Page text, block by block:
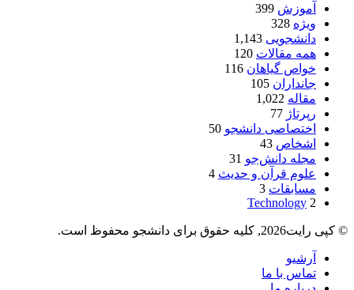
آموزش 399
ویژه 328
دانشجویی 1,143
همه مقالات 120
خواص گیاهان 116
جانداران 105
مقاله 1,022
رپرتاژ 77
اختصاصی دانشجو 50
اشخاص 43
مجله دانش‌جو 31
علوم قرآن و حدیث 4
مسابقات 3
Technology 2
© کپی رایت2026, کلیه حقوق برای دانشجو محفوظ است.
آرشیو
تماس با ما